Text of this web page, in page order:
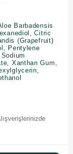
Barbadensis
Citric
(Grapefruit)
Pentylene
Xanthan Gum,